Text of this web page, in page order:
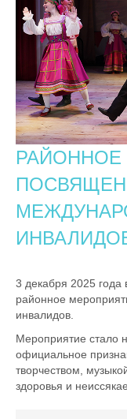
РАЙОННОЕ
3 декабря 2025 года
районное
инвалидов.
Мероприятие стало
официальное
творчеством,
здоровья и